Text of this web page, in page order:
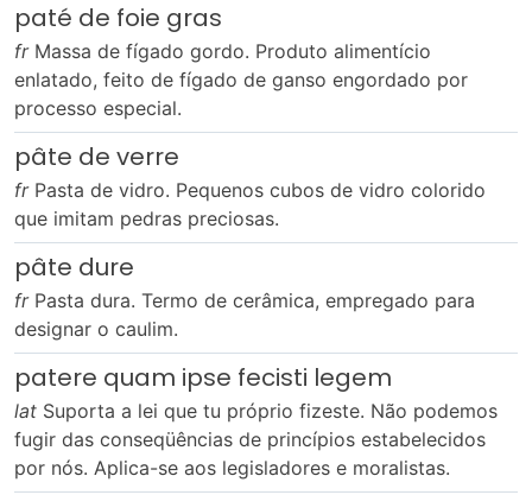
paté de foie gras
frMassa de fígado gordo. Produto alimentício
enlatado, feito de fígado de ganso engordado por
processo especial.
pâte de verre
frPasta de vidro. Pequenos cubos de vidro colorido
que imitam pedras preciosas.
pâte dure
frPasta dura. Termo de cerâmica, empregado para
designar o caulim.
patere quam ipse fecisti legem
lat Suporta a lei que tu próprio fizeste. Não podemos
fugir das conseqüências de princípios estabelecidos
por nós. Aplica-se aos legisladores e moralistas.